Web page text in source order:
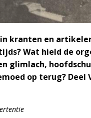
kranten en
Wat hield de
glimlach,
op terug? Deel